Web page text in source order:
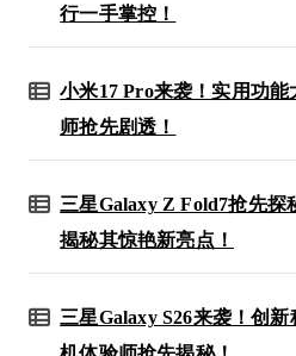
行一手掌控！
小米17 Pro来袭！实用功能
师抢先剧透！
三星Galaxy Z Fold7抢先探
揭秘其惊艳新亮点！
三星Galaxy S26来袭！创